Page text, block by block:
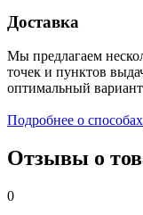
Доставка
Мы предлагаем
точек и пунктов
оптимальный
Подробнее о
Отзывы о
0